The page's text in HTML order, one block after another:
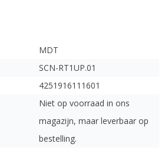
MDT
SCN-RT1UP.01
4251916111601
Niet op voorraad in ons
magazijn, maar leverbaar op
bestelling.